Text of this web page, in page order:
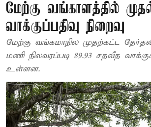
மேற்கு வங்காளத்தில்
வாக்குப்பதிவு நிறைவு
மேற்கு வங்கமாநில முதற்கட்ட
மணி நிலவரப்படி 89.93 சதவீத
உள்ளன.